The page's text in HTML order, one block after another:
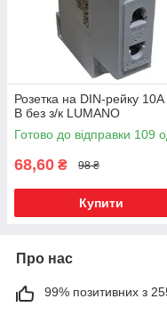
Розетка на DIN-рейку
В без з/к LUMANO
Готово до відправки 109
68,60 ₴ 98 ₴
Купити
Про нас
99% позитивних з 255